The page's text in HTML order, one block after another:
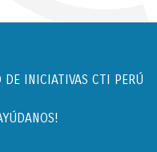
DE INICIATIVAS CTI PERÚ